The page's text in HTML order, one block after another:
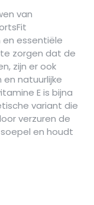
van
essentiële
te zorgen dat de
zijn er ook
natuurlijke
E is bijna
variant die
verzuren de
en houdt